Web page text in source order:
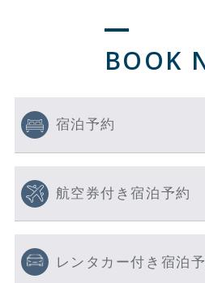
BOOK
宿泊予約
航空券付き宿泊予約
レンタカー付き宿泊